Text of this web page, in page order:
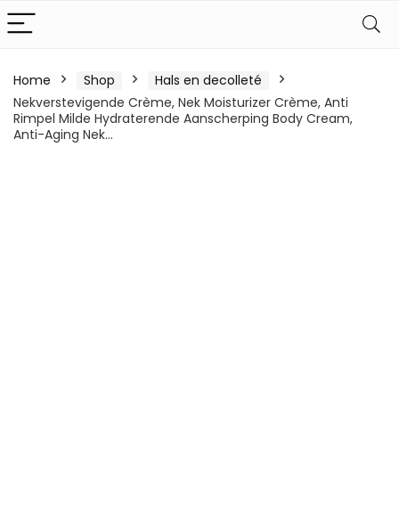
Home Shop
Hals en decolleté
Nekverstevigende Crème, Nek Moisturizer Crème, Anti
Rimpel Milde Hydraterende Aanscherping Body Cream,
Anti-Aging Nek…